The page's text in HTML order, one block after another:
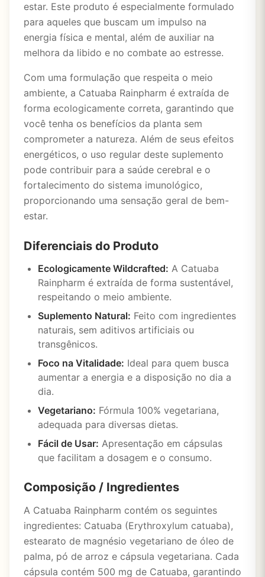
estar. Este produto é especialmente formulado
para aqueles que buscam um impulso na
energia física e mental, além de auxiliar na
melhora da libido e no combate ao estresse.
Com uma formulação que respeita o meio
ambiente, a Catuaba Rainpharm é extraída de
forma ecologicamente correta, garantindo que
você tenha os benefícios da planta sem
comprometer a natureza. Além de seus efeitos
energéticos, o uso regular deste suplemento
pode contribuir para a saúde cerebral e o
fortalecimento do sistema imunológico,
proporcionando uma sensação geral de bem-
estar.
Diferenciais do Produto
Ecologicamente Wildcrafted: A Catuaba
Rainpharm é extraída de forma sustentável,
respeitando o meio ambiente.
Suplemento Natural: Feito com ingredientes
naturais, sem aditivos artificiais ou
transgênicos.
Foco na Vitalidade: Ideal para quem busca
aumentar a energia e a disposição no dia a
dia.
Vegetariano: Fórmula 100% vegetariana,
adequada para diversas dietas.
Fácil de Usar: Apresentação em cápsulas
que facilitam a dosagem e o consumo.
Composição / Ingredientes
A Catuaba Rainpharm contém os seguintes
ingredientes: Catuaba (Erythroxylum catuaba),
estearato de magnésio vegetariano de óleo de
palma, pó de arroz e cápsula vegetariana. Cada
cápsula contém 500 mg de Catuaba, garantindo